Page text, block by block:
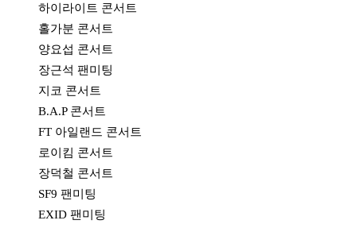
하이라이트 콘서트
홀가분 콘서트
양요섭 콘서트
장근석 팬미팅
지코 콘서트
B.A.P 콘서트
FT 아일랜드 콘서트
로이킴 콘서트
장덕철 콘서트
SF9 팬미팅
EXID 팬미팅